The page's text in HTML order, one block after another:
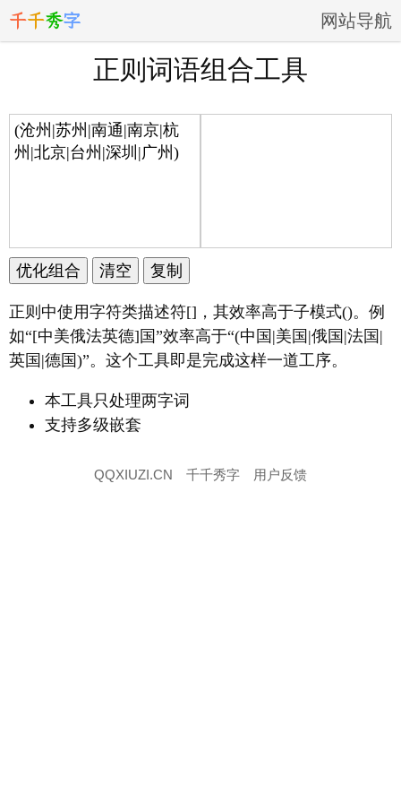
千千秀字 网站导航
正则词语组合工具
正则中使用字符类描述符[]，其效率高于子模式()。例
如“[中美俄法英德]国”效率高于“(中国|美国|俄国|法国|
英国|德国)”。这个工具即是完成这样一道工序。
本工具只处理两字词
支持多级嵌套
QQXIUZI.CN 千千秀字 用户反馈